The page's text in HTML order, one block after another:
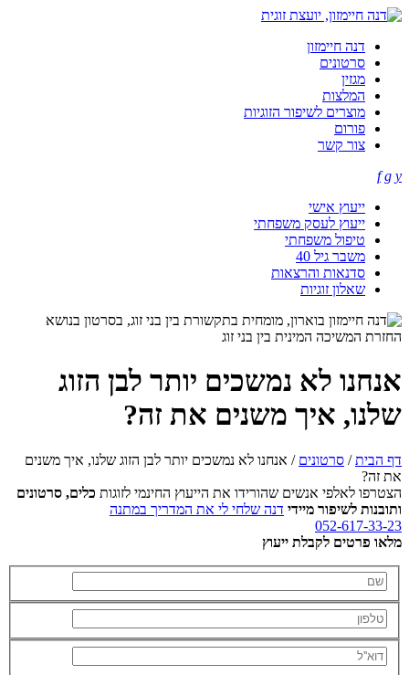
דנה חיימזון
סרטונים
מגזין
המלצות
מוצרים לשיפור הזוגיות
פורום
צור קשר
f g y
ייעוץ אישי
ייעוץ לעסק משפחתי
טיפול משפחתי
משבר גיל 40
סדנאות והרצאות
שאלון זוגיות
אנחנו לא נמשכים יותר לבן הזוג
שלנו, איך משנים את זה?
דף הבית/ סרטונים / אנחנו לא נמשכים יותר לבן הזוג שלנו, איך משנים
את זה?
הצטרפו לאלפי אנשים שהורידו את הייעוץ החינמי לזוגות כלים, סרטונים
ותובנות לשיפור מיידי דנה שלחי לי את המדריך במתנה
052-617-33-23
מלאו פרטים לקבלת ייעוץ